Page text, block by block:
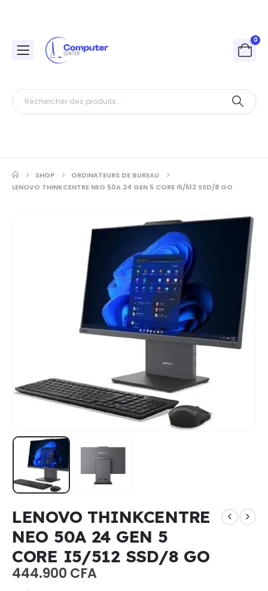
0
SHOP
ORDINATEURS DE BUREAU
LENOVO THINKCENTRE NEO 50A 24 GEN 5 CORE I5/512 SSD/8 GO
LENOVO THINKCENTRE
NEO 50A 24 GEN 5
CORE I5/512 SSD/8 GO
444.900 CFA